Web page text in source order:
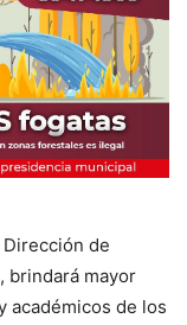
de
brindará mayor
académicos de los